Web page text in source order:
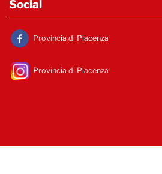
Social
Provincia di Piacenza
Provincia di Piacenza